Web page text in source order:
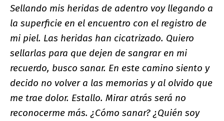
Sellando mis heridas de adentro voy llegando a
la superficie en el encuentro con el registro de
mi piel. Las heridas han cicatrizado. Quiero
sellarlas para que dejen de sangrar en mi
recuerdo, busco sanar. En este camino siento y
decido no volver a las memorias y al olvido que
me trae dolor. Estallo. Mirar atrás será no
reconocerme más. ¿Cómo sanar? ¿Quién soy